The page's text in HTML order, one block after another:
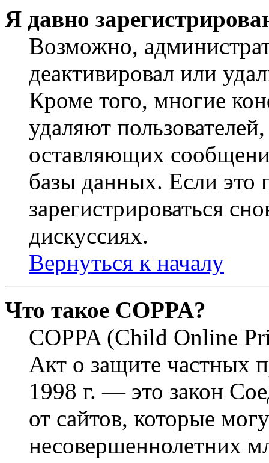
Я давно
Возможно,
деактивировал или
Кроме того, многие
удаляют
оставляющих
базы данных. Если это
зарегистрироваться
дискуссиях.
Вернуться к началу
Что такое COPPA?
COPPA (Child Online
Акт о защите частных
1998 г. — это закон
от сайтов, которые
несовершеннолетних